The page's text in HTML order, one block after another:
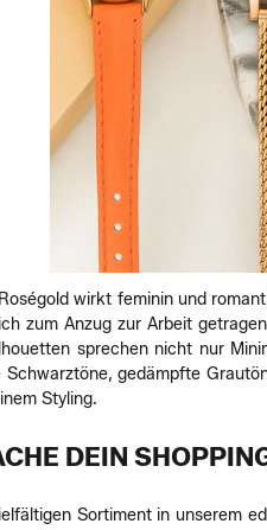
wirkt feminin und
zum Anzug zur Arbeit
sprechen nicht nur
gedämpfte
Styling.
DEIN
Sortiment in unserem